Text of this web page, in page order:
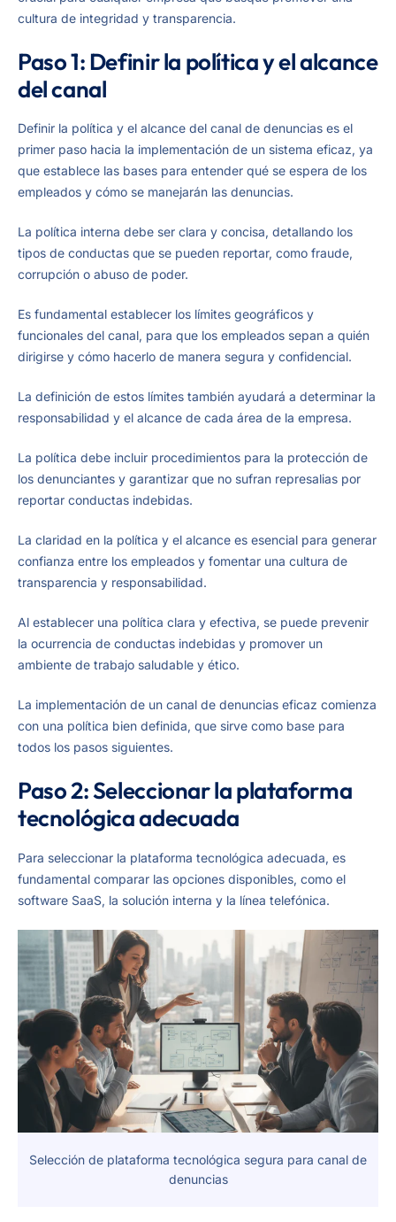
cultura de integridad y transparencia.
Paso 1: Definir la política y el alcance
del canal
Definir la política y el alcance del canal de denuncias es el
primer paso hacia la implementación de un sistema eficaz, ya
que establece las bases para entender qué se espera de los
empleados y cómo se manejarán las denuncias.
La política interna debe ser clara y concisa, detallando los
tipos de conductas que se pueden reportar, como fraude,
corrupción o abuso de poder.
Es fundamental establecer los límites geográficos y
funcionales del canal, para que los empleados sepan a quién
dirigirse y cómo hacerlo de manera segura y confidencial.
La definición de estos límites también ayudará a determinar la
responsabilidad y el alcance de cada área de la empresa.
La política debe incluir procedimientos para la protección de
los denunciantes y garantizar que no sufran represalias por
reportar conductas indebidas.
La claridad en la política y el alcance es esencial para generar
confianza entre los empleados y fomentar una cultura de
transparencia y responsabilidad.
Al establecer una política clara y efectiva, se puede prevenir
la ocurrencia de conductas indebidas y promover un
ambiente de trabajo saludable y ético.
La implementación de un canal de denuncias eficaz comienza
con una política bien definida, que sirve como base para
todos los pasos siguientes.
Paso 2: Seleccionar la plataforma
tecnológica adecuada
Para seleccionar la plataforma tecnológica adecuada, es
fundamental comparar las opciones disponibles, como el
software SaaS, la solución interna y la línea telefónica.
Selección de plataforma tecnológica segura para canal de
denuncias